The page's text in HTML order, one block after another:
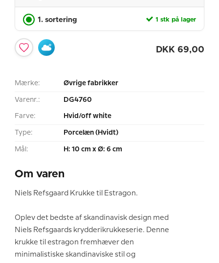
1. sortering 1 stk på lager
DKK 69,00
Mærke: Øvrige fabrikker
Varenr.: DG4760
Farve: Hvid/off white
Type: Porcelæn (Hvidt)
Mål: H: 10 cm x Ø: 6 cm
Om varen
Niels Refsgaard Krukke til Estragon.
Oplev det bedste af skandinavisk design med
Niels Refsgaards krydderikrukkeserie. Denne
krukke til estragon fremhæver den
minimalistiske skandinaviske stil og